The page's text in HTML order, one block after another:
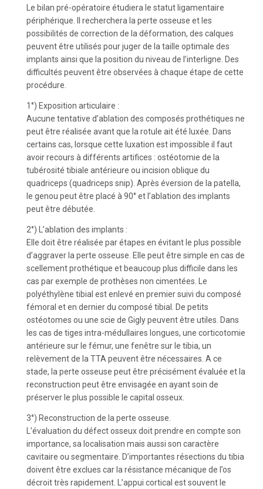
Le bilan pré-opératoire étudiera le statut ligamentaire
périphérique. Il recherchera la perte osseuse et les
possibilités de correction de la déformation, des calques
peuvent être utilisés pour juger de la taille optimale des
implants ainsi que la position du niveau de l’interligne. Des
difficultés peuvent être observées à chaque étape de cette
procédure.
1°) Exposition articulaire :
Aucune tentative d’ablation des composés prothétiques ne
peut être réalisée avant que la rotule ait été luxée. Dans
certains cas, lorsque cette luxation est impossible il faut
avoir recours à différents artifices : ostéotomie de la
tubérosité tibiale antérieure ou incision oblique du
quadriceps (quadriceps snip). Après éversion de la patella,
le genou peut être placé à 90° et l’ablation des implants
peut être débutée.
2°) L’ablation des implants :
Elle doit être réalisée par étapes en évitant le plus possible
d’aggraver la perte osseuse. Elle peut être simple en cas de
scellement prothétique et beaucoup plus difficile dans les
cas par exemple de prothèses non cimentées. Le
polyéthylène tibial est enlevé en premier suivi du composé
fémoral et en dernier du composé tibial. De petits
ostéotomes ou une scie de Gigly peuvent être utiles. Dans
les cas de tiges intra-médullaires longues, une corticotomie
antérieure sur le fémur, une fenêtre sur le tibia, un
relèvement de la TTA peuvent être nécessaires. A ce
stade, la perte osseuse peut être précisément évaluée et la
reconstruction peut être envisagée en ayant soin de
préserver le plus possible le capital osseux.
3°) Reconstruction de la perte osseuse.
L’évaluation du défect osseux doit prendre en compte son
importance, sa localisation mais aussi son caractère
cavitaire ou segmentaire. D’importantes résections du tibia
doivent être exclues car la résistance mécanique de l’os
décroit très rapidement. L’appui cortical est souvent le